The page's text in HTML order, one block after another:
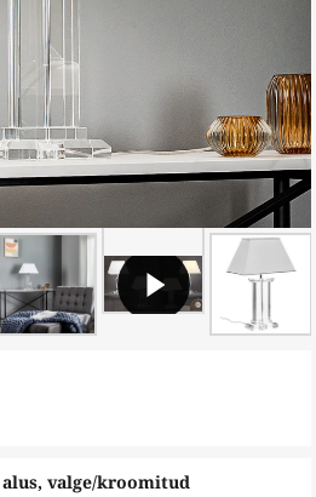
valge/kroomitud